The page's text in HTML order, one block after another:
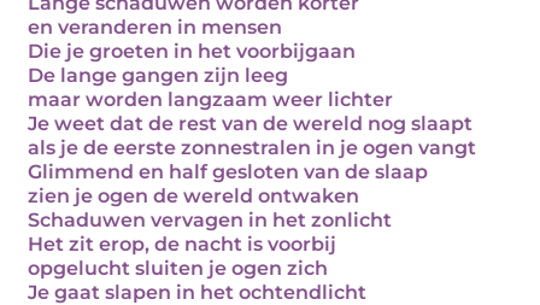
en veranderen in mensen
Die je groeten in het voorbijgaan
De lange gangen zijn leeg
maar worden langzaam weer lichter
Je weet dat de rest van de wereld nog slaapt
als je de eerste zonnestralen in je ogen vangt
Glimmend en half gesloten van de slaap
zien je ogen de wereld ontwaken
Schaduwen vervagen in het zonlicht
Het zit erop, de nacht is voorbij
opgelucht sluiten je ogen zich
Je gaat slapen in het ochtendlicht